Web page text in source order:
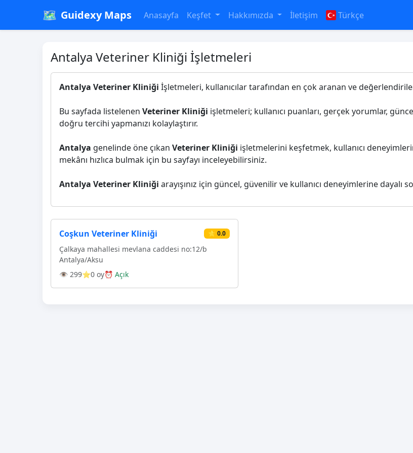
🗺️ Guidexy Maps Anasayfa Keşfet Hakkımızda İletişim Türkçe
Antalya Veteriner Kliniği İşletmeleri
Antalya Veteriner Kliniği İşletmeleri, kullanıcılar tarafından en çok aranan ve
Bu sayfada listelenen Veteriner Kliniği işletmeleri; kullanıcı puanları, gerçek yorumlar,
doğru tercihi yapmanızı kolaylaştırır.
Antalya genelinde öne çıkan Veteriner Kliniği işletmelerini keşfetmek, kullanıcı
mekânı hızlıca bulmak için bu sayfayı inceleyebilirsiniz.
Antalya Veteriner Kliniği arayışınız için güncel, güvenilir ve kullanıcı deneyimlerine
Coşkun Veteriner Kliniği ⭐ 0.0
Çalkaya mahallesi mevlana caddesi no:12/b
Antalya/Aksu
👁 299⭐0 oy⏰ Açık